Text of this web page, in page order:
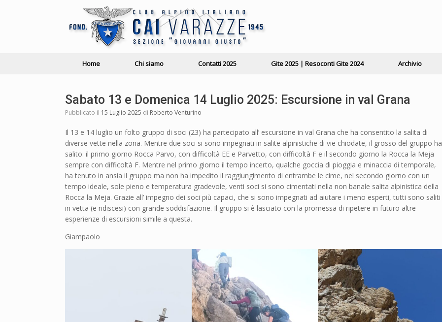
Home Chi siamo Contatti 2025 Gite 2025 | Resoconti Gite 2024 Archivio
Sabato 13 e Domenica 14 Luglio 2025: Escursione in val Grana
Pubblicato il 15 Luglio 2025 di Roberto Venturino
Il 13 e 14 luglio un folto gruppo di soci (23) ha partecipato all’ escursione in val Grana che ha consentito la salita di
diverse vette nella zona. Mentre due soci si sono impegnati in salite alpinistiche di vie chiodate, il grosso del gruppo ha
salito: il primo giorno Rocca Parvo, con difficoltà EE e Parvetto, con difficoltà F e il secondo giorno la Rocca la Meja
sempre con difficoltà F. Mentre nel primo giorno il tempo incerto, qualche goccia di pioggia e minaccia di temporale,
ha tenuto in ansia il gruppo ma non ha impedito il raggiungimento di entrambe le cime, nel secondo giorno con un
tempo ideale, sole pieno e temperatura gradevole, venti soci si sono cimentati nella non banale salita alpinistica della
Rocca la Meja. Grazie all’ impegno dei soci più capaci, che si sono impegnati ad aiutare i meno esperti, tutti sono saliti
in vetta (e ridiscesi) con grande soddisfazione. Il gruppo si è lasciato con la promessa di ripetere in futuro altre
esperienze di escursioni simile a questa.
Giampaolo